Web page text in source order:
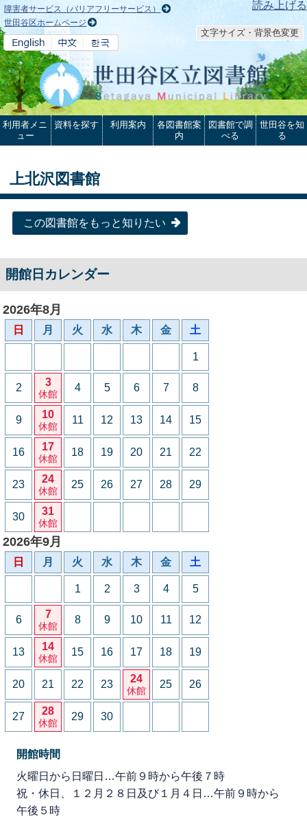
本文へ 読み上げる
障害者サービス（バリアフリーサービス）
世田谷区ホームページ
文字サイズ・背景色変更
利用者メニ
ュー
資料を探す 利用案内
各図書館案
内
図書館で調
べる
世田谷を知
る
上北沢図書館
この図書館をもっと知りたい
開館日カレンダー
2026年8月
日 月 火 水 木 金 土
1
2 3
休館
4 5 6 7 8
9 10
休館
11 12 13 14 15
16 17
休館
18 19 20 21 22
23 24
休館
25 26 27 28 29
30 31
休館
2026年9月
日 月 火 水 木 金 土
1 2 3 4 5
6 7
休館
8 9 10 11 12
13 14
休館
15 16 17 18 19
20 21 22 23 24
休館
25 26
27 28
休館
29 30
開館時間
火曜日から日曜日…午前９時から午後７時
祝・休日、１２月２８日及び１月４日…午前９時から
午後５時